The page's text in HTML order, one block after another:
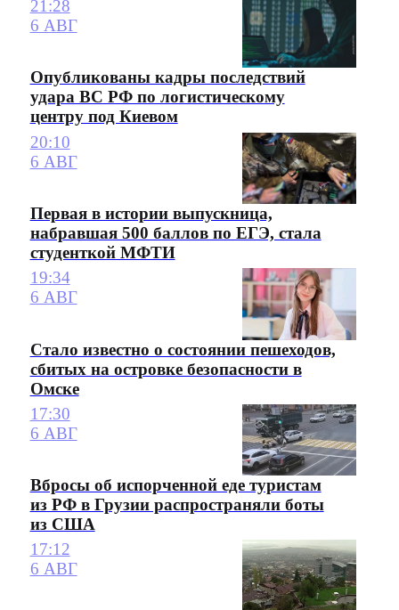
21:28
6 АВГ
Опубликованы кадры последствий
удара ВС РФ по логистическому
центру под Киевом
20:10
6 АВГ
Первая в истории выпускница,
набравшая 500 баллов по ЕГЭ, стала
студенткой МФТИ
19:34
6 АВГ
Стало известно о состоянии пешеходов,
сбитых на островке безопасности в
Омске
17:30
6 АВГ
Вбросы об испорченной еде туристам
из РФ в Грузии распространяли боты
из США
17:12
6 АВГ